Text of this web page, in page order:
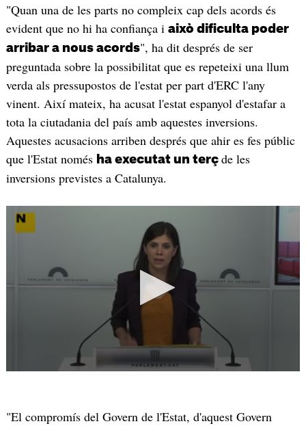
"Quan una de les parts no compleix cap dels acords és
evident que no hi ha confiança i això dificulta poder
arribar a nous acords", ha dit després de ser
preguntada sobre la possibilitat que es repeteixi una llum
verda als pressupostos de l'estat per part d'ERC l'any
vinent. Així mateix, ha acusat l'estat espanyol d'estafar a
tota la ciutadania del país amb aquestes inversions.
Aquestes acusacions arriben després que ahir es fes públic
que l'Estat només ha executat un terç de les
inversions previstes a Catalunya.
"El compromís del Govern de l'Estat, d'aquest Govern